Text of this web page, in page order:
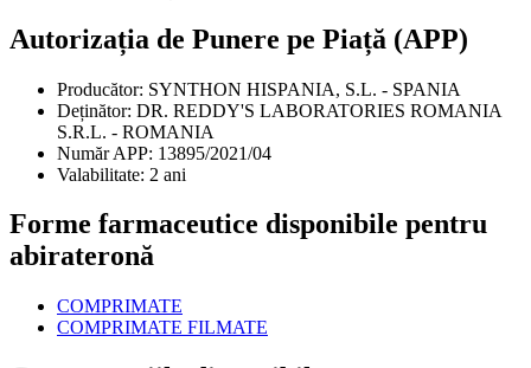
Autorizația de Punere pe Piață (APP)
Producător: SYNTHON HISPANIA, S.L. - SPANIA
Deținător: DR. REDDY'S LABORATORIES ROMANIA
S.R.L. - ROMANIA
Număr APP: 13895/2021/04
Valabilitate: 2 ani
Forme farmaceutice disponibile pentru
abirateronă
COMPRIMATE
COMPRIMATE FILMATE